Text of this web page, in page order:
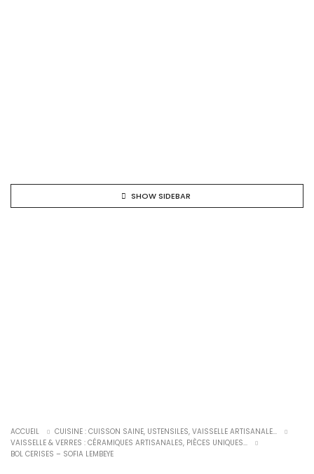
SHOW SIDEBAR
ACCUEIL
CUISINE : CUISSON SAINE, USTENSILES, VAISSELLE ARTISANALE...
VAISSELLE & VERRES : CÉRAMIQUES ARTISANALES, PIÈCES UNIQUES...
BOL CERISES – SOFIA LEMBEYE